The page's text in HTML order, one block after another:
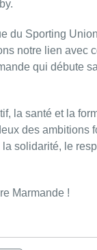
du Sporting
notre lien avec
qui débute
la santé et la
des ambitions
la solidarité, le
Marmande !